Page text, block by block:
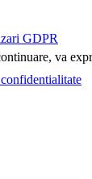
GDPR
va